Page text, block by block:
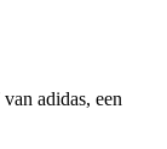
adidas, een